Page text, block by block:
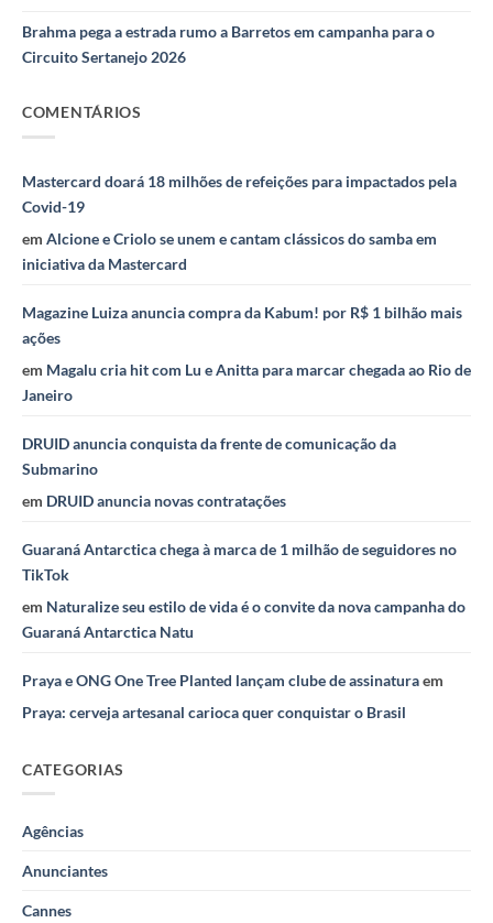
Brahma pega a estrada rumo a Barretos em campanha para o
Circuito Sertanejo 2026
COMENTÁRIOS
Mastercard doará 18 milhões de refeições para impactados pela
Covid-19
em Alcione e Criolo se unem e cantam clássicos do samba em
iniciativa da Mastercard
Magazine Luiza anuncia compra da Kabum! por R$ 1 bilhão mais
ações
em Magalu cria hit com Lu e Anitta para marcar chegada ao Rio de
Janeiro
DRUID anuncia conquista da frente de comunicação da
Submarino
em DRUID anuncia novas contratações
Guaraná Antarctica chega à marca de 1 milhão de seguidores no
TikTok
em Naturalize seu estilo de vida é o convite da nova campanha do
Guaraná Antarctica Natu
Praya e ONG One Tree Planted lançam clube de assinaturaem
Praya: cerveja artesanal carioca quer conquistar o Brasil
CATEGORIAS
Agências
Anunciantes
Cannes